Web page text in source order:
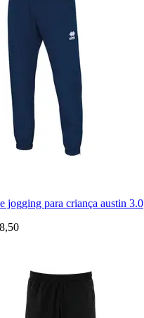
jogging para criança austin 3.0